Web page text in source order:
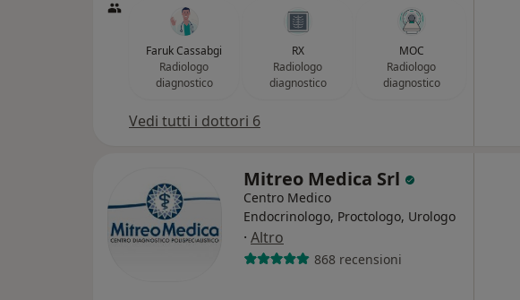
Faruk Cassabgi
Radiologo
diagnostico
RX
Radiologo
diagnostico
MOC
Radiologo
diagnostico
Vedi tutti i dottori 6
Mitreo Medica Srl
Centro Medico
Endocrinologo, Proctologo, Urologo
· Altro
868 recensioni